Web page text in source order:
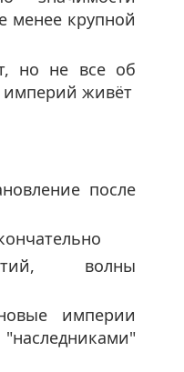
менее крупной
но не все об
империй живёт
после
волны
империи